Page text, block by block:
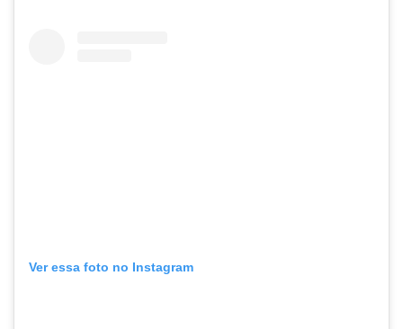
Ver essa foto no Instagram